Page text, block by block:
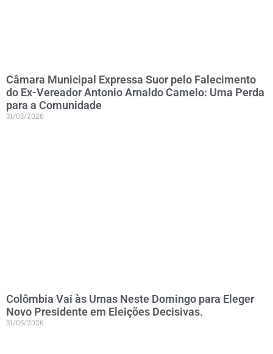
Câmara Municipal Expressa Suor pelo Falecimento
do Ex-Vereador Antonio Arnaldo Camelo: Uma Perda
para a Comunidade
31/05/2026
Colômbia Vai às Urnas Neste Domingo para Eleger
Novo Presidente em Eleições Decisivas.
31/05/2026